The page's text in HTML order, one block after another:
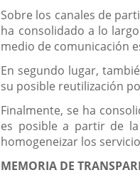
Sobre los canales de
ha consolidado a lo
medio de comunicación
En segundo lugar,
su posible reutilización
Finalmente, se ha
es posible a partir de
homogeneizar los
MEMORIA DE